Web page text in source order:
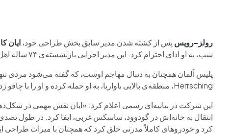
رولز-رویس پس از کشته شدن مدیر سابق بخش طراحی خود،ایان
شب، به او ادای احترام کرد. این مدیر اجرایی بازنشسته‌ی ۷۴ ساله اهل بریتانیا جان خود را از دست داد.
پلیس آلمان همچنان به دنبال مهاجم اوست، که گفته می‌شود مردی
Herrsching، منطقه‌ی بالایی باواریا، به او حمله کرده و او را با چاقو زده است. هنوز هیچ گونه دستگیری صورت نگرفته است.
این شرکت در بیانیه‌ای رسمی اعلام کرد: «ایان نقش مهمی در
انتقال به خانه‌اش در گودوود، ساسکس غربی، ایفا کرد. در طول
کرد و خودروهای کاملاً مدرنی خلق کرد که همچنان با میراث طراحی